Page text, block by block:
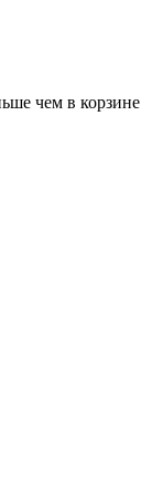
чем в корзине